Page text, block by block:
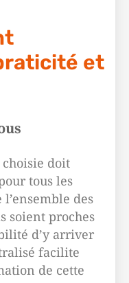
et
choisie doit
tous les
des
soient proches
d’y arriver
facilite
de cette